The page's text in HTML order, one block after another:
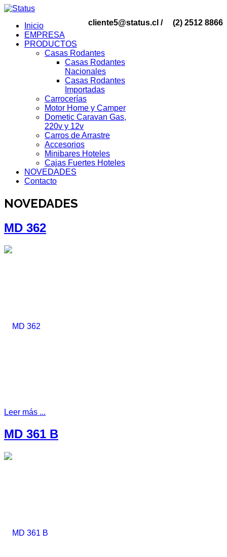
cliente5@status.cl / (2) 2512 8866
Inicio
EMPRESA
PRODUCTOS
Casas Rodantes
Casas Rodantes
Nacionales
Casas Rodantes
Importadas
Carrocerías
Motor Home y Camper
Dometic Caravan Gas,
220v y 12v
Carros de Arrastre
Accesorios
Minibares Hoteles
Cajas Fuertes Hoteles
NOVEDADES
Contacto
NOVEDADES
MD 362
Leer más ...
MD 361 B